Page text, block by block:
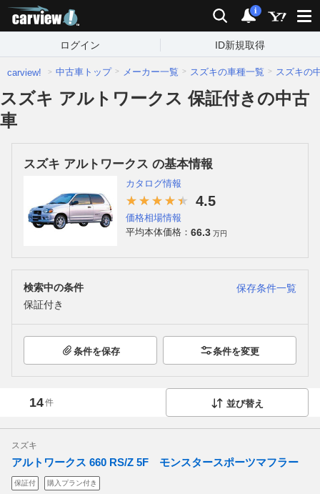
検索 通知
i
ログイン ID新規取得
carview! 中古車トップ メーカー一覧 スズキの車種一覧 スズキの
スズキ アルトワークス 保証付きの中古
車
スズキ アルトワークス の基本情報
カタログ情報
4.5
価格相場情報
平均本体価格： 66.3 万円
検索中の条件
保存条件一覧
保証付き
条件を保存 条件を変更
14件 並び替え
スズキ
アルトワークス 660 RS/Z 5F モンスタースポーツマフラー
保証付 購入プラン付き